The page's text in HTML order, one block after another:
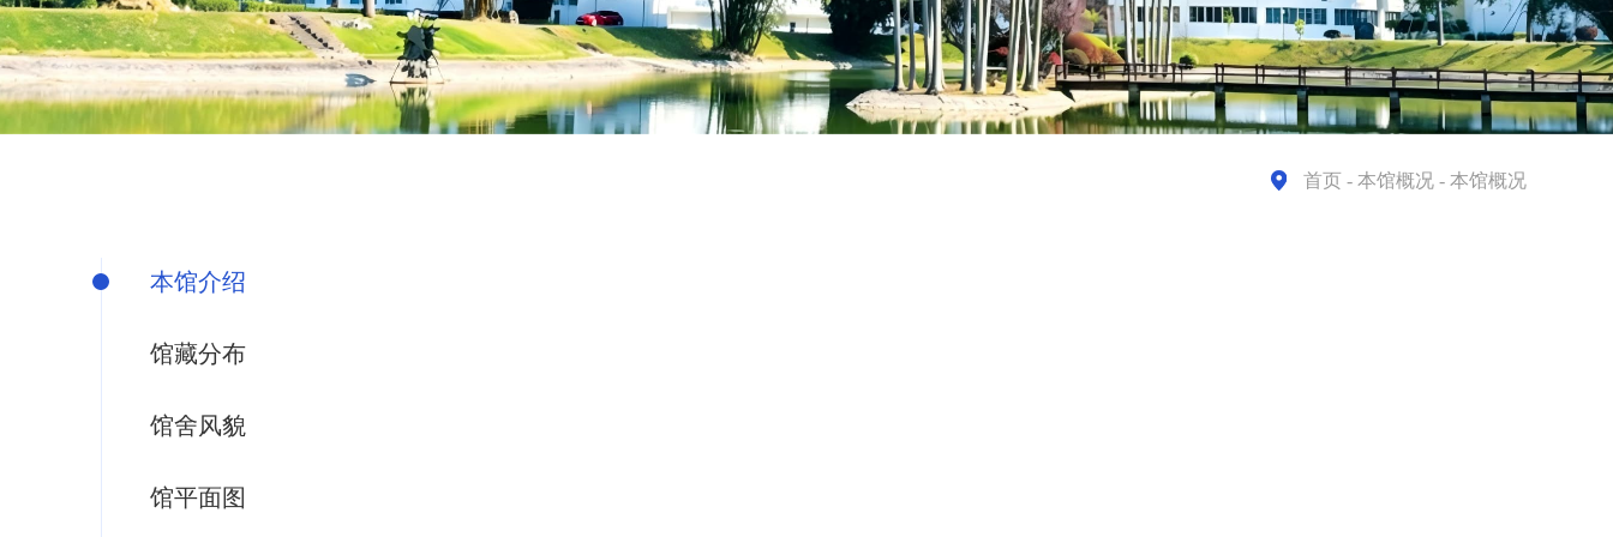
首页 - 本馆概况 - 本馆概况
本馆介绍
馆藏分布
馆舍风貌
馆平面图